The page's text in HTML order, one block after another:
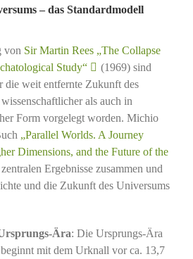
– das Standardmodell
von Sir Martin Rees „The Collapse
Study“
(1969) sind
die weit entfernte Zukunft des
als auch in
Form vorgelegt worden. Michio
„Parallel Worlds. A Journey
Dimensions, and the Future of the
Ergebnisse zusammen und
und die Zukunft des Universums
Ära: Die Ursprungs-Ära
mit dem Urknall vor ca. 13,7